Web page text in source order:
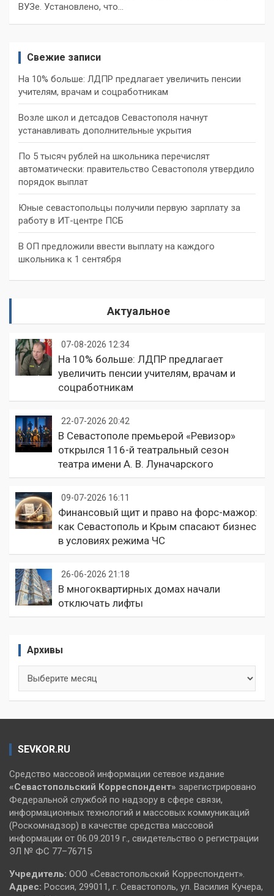
ВУЗе. Установлено, что…
Свежие записи
На 10% больше: ЛДПР предлагает увеличить пенсии
учителям, врачам и соцработникам
Возле школ и детсадов Севастополя начнут
устанавливать дополнительные укрытия
По 5 тысяч рублей на школьника перечислят
автоматически: правительство Севастополя утвердило
порядок выплат
Юные севастопольцы получили первую зарплату за
работу в ИТ-центре ПСБ
В ОП предложили ввести выплату на каждого
школьника к 1 сентября
Актуальное
07-08-2026 12:34
На 10% больше: ЛДПР предлагает
увеличить пенсии учителям, врачам и
соцработникам
22-07-2026 20:42
В Севастополе премьерой «Ревизор»
открылся 116-й театральный сезон
театра имени А. В. Луначарского
09-07-2026 16:11
Финансовый щит и право на форс-мажор:
как Севастополь и Крым спасают бизнес
в условиях режима ЧС
26-06-2026 21:18
В многоквартирных домах начали
отключать лифты
Архивы
SEVKOR.RU
Средство массовой информации сетевое издание
«Севастопольский Корреспондент» зарегистрировано
Федеральной службой по надзору в сфере связи,
информационных технологий и массовых коммуникаций
(Роскомнадзор) в качестве средства массовой
информации от 06.09.2019 г., свидетельство о регистрации
ЭЛ № ФС 77–76715
Учредитель: ООО «Севастопольский Корреспондент».
Адрес: Россия, 299011, г. Севастополь, ул. Василия Кучера,